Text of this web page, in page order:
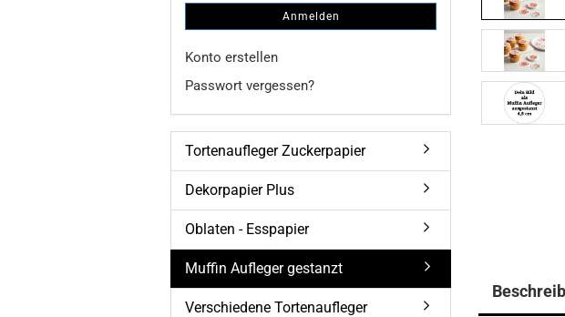
Anmelden
Konto erstellen
Passwort vergessen?
Tortenaufleger Zuckerpapier
Dekorpapier Plus
Oblaten - Esspapier
Muffin Aufleger gestanzt
Verschiedene Tortenaufleger